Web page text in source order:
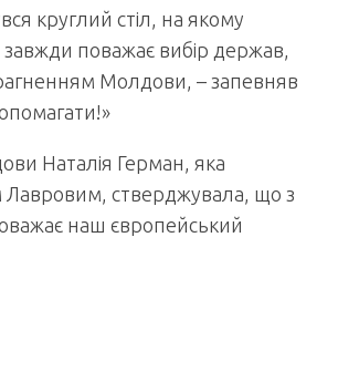
круглий стіл, на якому
завжди поважає вибір держав,
Молдови, – запевняв
Наталія Герман, яка
Лавровим, стверджувала, що з
наш європейський